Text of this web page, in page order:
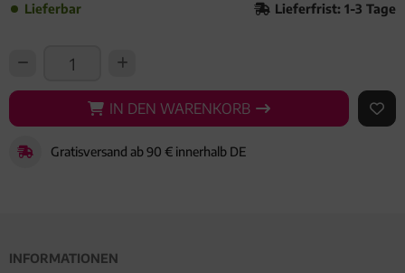
Lieferbar Lieferfrist: 1-3 Tage
IN DEN WARENKORB
IN DEN WARENKORB AUF
Gratisversand ab 90 € innerhalb DE
INFORMATIONEN